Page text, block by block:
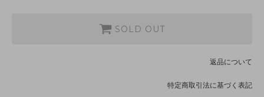
SOLD OUT
返品について
特定商取引法に基づく表記